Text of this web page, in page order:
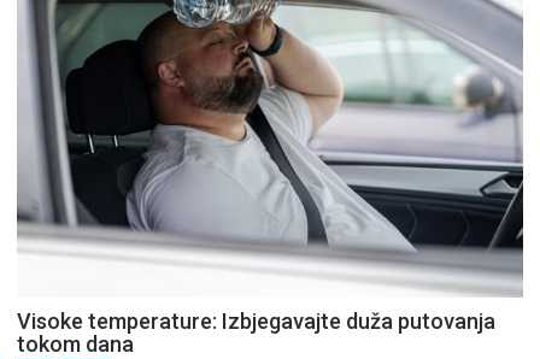
Visoke temperature: Izbjegavajte duža putovanja
tokom dana